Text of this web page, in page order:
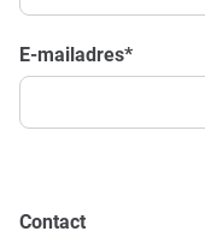
E-mailadres*
Contact